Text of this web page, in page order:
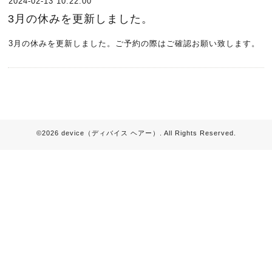
3月の休みを更新しました。
3月の休みを更新しました。ご予約の際はご確認お願い致します。
©2026 device（ディバイス ヘアー） . All Rights Reserved.